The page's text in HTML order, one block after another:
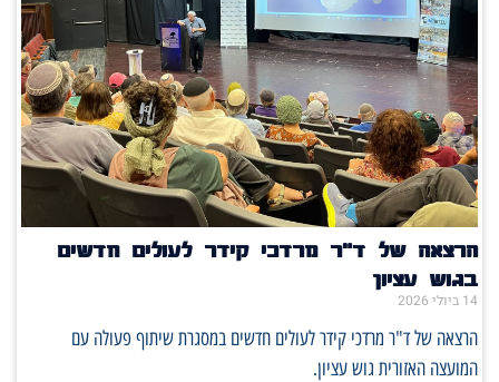
הרצאה של ד"ר מרדכי קידר לעולים חדשים
בגוש עציון
14 ביולי 2026
הרצאה של ד"ר מרדכי קידר לעולים חדשים במסגרת שיתוף פעולה עם
המועצה האזורית גוש עציון.